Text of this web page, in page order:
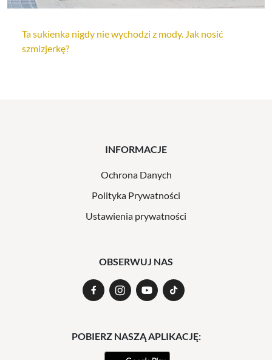
Ta sukienka nigdy nie wychodzi z mody. Jak nosić
szmizjerkę?
INFORMACJE
Ochrona Danych
Polityka Prywatności
Ustawienia prywatności
OBSERWUJ NAS
POBIERZ NASZĄ APLIKACJĘ: